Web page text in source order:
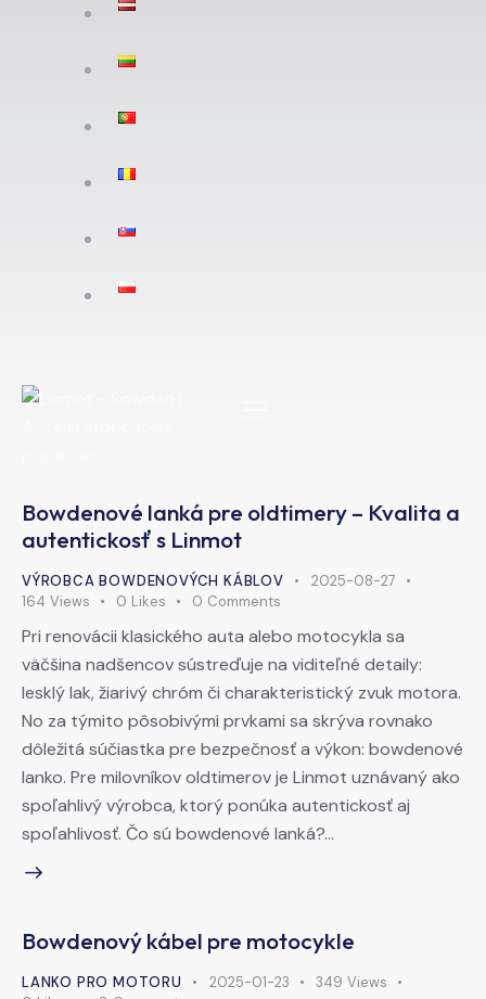
Bowdenové lanká pre oldtimery – Kvalita a
autentickosť s Linmot
VÝROBCA BOWDENOVÝCH KÁBLOV
2025-08-27
164 Views 0 Likes 0 Comments
Pri renovácii klasického auta alebo motocykla sa
väčšina nadšencov sústreďuje na viditeľné detaily:
lesklý lak, žiarivý chróm či charakteristický zvuk motora.
No za týmito pôsobivými prvkami sa skrýva rovnako
dôležitá súčiastka pre bezpečnosť a výkon: bowdenové
lanko. Pre milovníkov oldtimerov je Linmot uznávaný ako
spoľahlivý výrobca, ktorý ponúka autentickosť aj
spoľahlivosť. Čo sú bowdenové lanká?…
Bowdenový kábel pre motocykle
LANKO PRO MOTORU 2025-01-23 349 Views